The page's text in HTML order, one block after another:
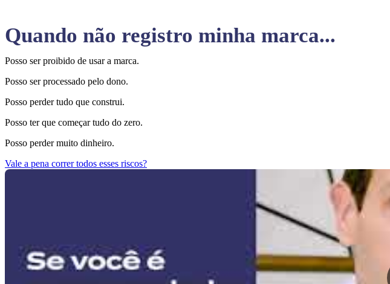
Quando não registro minha marca...
Posso ser proibido de usar a marca.
Posso ser processado pelo dono.
Posso perder tudo que construi.
Posso ter que começar tudo do zero.
Posso perder muito dinheiro.
Vale a pena correr todos esses riscos?